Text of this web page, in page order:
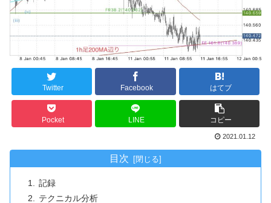
Twitter Facebook はてブ
Pocket LINE コピー
2021.01.12
目次
記録
テクニカル分析